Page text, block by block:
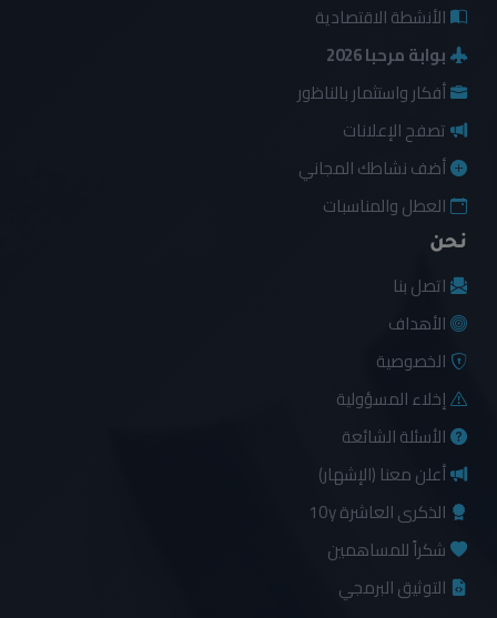
الأنشطة الاقتصادية
بوابة مرحبا 2026
أفكار واستثمار بالناظور
تصفح الإعلانات
أضف نشاطك المجاني
العطل والمناسبات
نحن
اتصل بنا
الأهداف
الخصوصية
إخلاء المسؤولية
الأسئلة الشائعة
أعلن معنا (الإشهار)
الذكرى العاشرة 10y
شكراً للمساهمين
التوثيق البرمجي